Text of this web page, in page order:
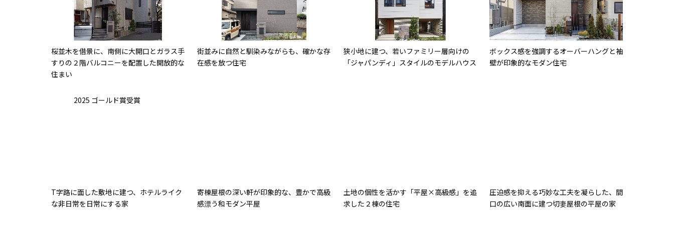
桜並木を借景に、南側に大開口とガラス手
すりの２階バルコニーを配置した開放的な
住まい
街並みに自然と馴染みながらも、確かな存
在感を放つ住宅
狭小地に建つ、若いファミリー層向けの
「ジャパンディ」スタイルのモデルハウス
ボックス感を強調するオーバーハングと袖
壁が印象的なモダン住宅
2025 ゴールド賞受賞
T字路に面した敷地に建つ、ホテルライク
な非日常を日常にする家
寄棟屋根の深い軒が印象的な、豊かで高級
感漂う和モダン平屋
土地の個性を活かす「平屋×高級感」を追
求した２棟の住宅
圧迫感を抑える巧妙な工夫を凝らした、間
口の広い南面に建つ切妻屋根の平屋の家